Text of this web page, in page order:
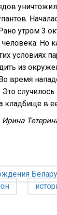
утром 3
Но
условиях
из
Во время
случилось
кладбище в